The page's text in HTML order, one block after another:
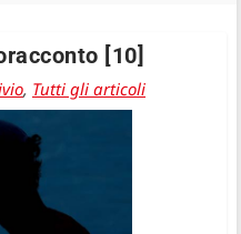
[10]
, Tutti gli articoli